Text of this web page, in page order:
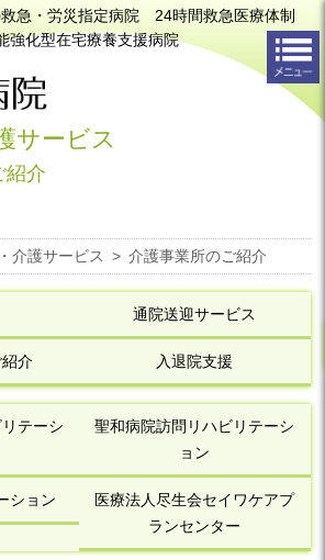
救急・労災指定病院 24時間救急医療体制
強化型在宅療養支援病院
サービス
紹介
介護サービス > 介護事業所のご紹介
通院送迎サービス
介 入退院支援
テーシ
聖和病院訪問リハビリテーシ
ョン
ション
医療法人尽生会セイワケアプ
ランセンター